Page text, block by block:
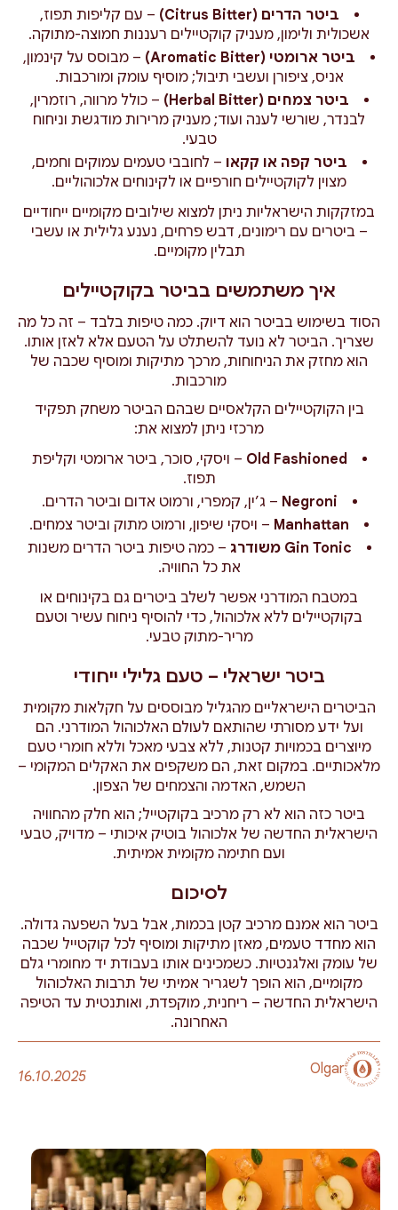
ביטר הדרים (Citrus Bitter)
– עם קליפות תפוז,
אשכולית ולימון, מעניק קוקטיילים רעננות חמוצה-מתוקה.
ביטר ארומטי (Aromatic Bitter)
– מבוסס על קינמון,
אניס, ציפורן ועשבי תיבול; מוסיף עומק ומורכבות.
ביטר צמחים (Herbal Bitter)
– כולל מרווה, רוזמרין,
לבנדר, שורשי לענה ועוד; מעניק מרירות מודגשת וניחוח
טבעי.
ביטר קפה או קקאו – לחובבי טעמים עמוקים וחמים,
מצוין לקוקטיילים חורפיים או לקינוחים אלכוהוליים.
במזקקות הישראליות ניתן למצוא שילובים מקומיים ייחודיים
– ביטרים עם רימונים, דבש פרחים, נענע גלילית או עשבי
תבלין מקומיים.
איך משתמשים בביטר בקוקטיילים
הסוד בשימוש בביטר הוא דיוק. כמה טיפות בלבד – זה כל מה
שצריך. הביטר לא נועד להשתלט על הטעם אלא לאזן אותו.
הוא מחזק את הניחוחות, מרכך מתיקות ומוסיף שכבה של
מורכבות.
בין הקוקטיילים הקלאסיים שבהם הביטר משחק תפקיד
מרכזי ניתן למצוא את:
Old Fashioned – ויסקי, סוכר, ביטר ארומטי וקליפת
תפוז.
Negroni – ג’ין, קמפרי, ורמוט אדום וביטר הדרים.
Manhattan – ויסקי שיפון, ורמוט מתוק וביטר צמחים.
Gin Tonic משודרג
– כמה טיפות ביטר הדרים משנות
את כל החוויה.
במטבח המודרני אפשר לשלב ביטרים גם בקינוחים או
בקוקטיילים ללא אלכוהול, כדי להוסיף ניחוח עשיר וטעם
מריר-מתוק טבעי.
ביטר ישראלי – טעם גלילי ייחודי
הביטרים הישראליים מהגליל מבוססים על חקלאות מקומית
ועל ידע מסורתי שהותאם לעולם האלכוהול המודרני. הם
מיוצרים בכמויות קטנות, ללא צבעי מאכל וללא חומרי טעם
מלאכותיים. במקום זאת, הם משקפים את האקלים המקומי –
השמש, האדמה והצמחים של הצפון.
ביטר כזה הוא לא רק מרכיב בקוקטייל; הוא חלק מהחוויה
הישראלית החדשה של אלכוהול בוטיק איכותי – מדויק, טבעי
ועם חתימה מקומית אמיתית.
לסיכום
ביטר הוא אמנם מרכיב קטן בכמות, אבל בעל השפעה גדולה.
הוא מחדד טעמים, מאזן מתיקות ומוסיף לכל קוקטייל שכבה
של עומק ואלגנטיות. כשמכינים אותו בעבודת יד מחומרי גלם
מקומיים, הוא הופך לשגריר אמיתי של תרבות האלכוהול
הישראלית החדשה – ריחנית, מוקפדת, ואותנטית עד הטיפה
האחרונה.
Olgar
16.10.2025